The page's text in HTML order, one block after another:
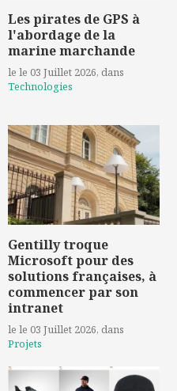
Les pirates de GPS à
l'abordage de la
marine marchande
le le 03 Juillet 2026, dans
Technologies
Gentilly troque
Microsoft pour des
solutions françaises, à
commencer par son
intranet
le le 03 Juillet 2026, dans
Projets